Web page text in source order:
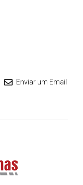
Enviar um Email